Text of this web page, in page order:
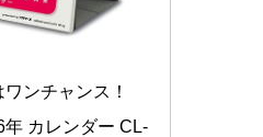
ンチャンス！
カレンダー CL-